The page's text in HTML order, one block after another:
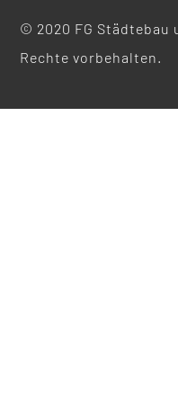
© 2020 FG Städtebau
Rechte vorbehalten.